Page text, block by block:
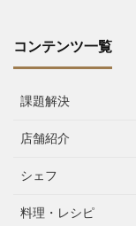
コンテンツ一覧
課題解決
店舗紹介
シェフ
料理・レシピ